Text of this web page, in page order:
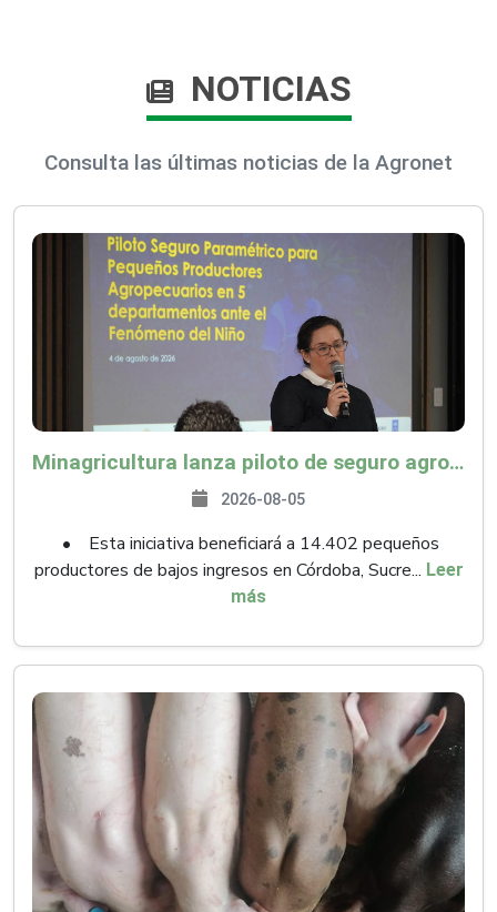
NOTICIAS
Consulta las últimas noticias de la Agronet
Minagricultura lanza piloto de seguro agropecuario por $9.625 millones para proteger a más de 14.000 pequeños productores contra riesgos del Fenómeno de El Niño
2026-08-05
• Esta iniciativa beneficiará a 14.402 pequeños
productores de bajos ingresos en Córdoba, Sucre... Leer
más